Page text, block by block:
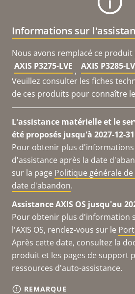
Nous avons remplacé ce produit
AXIS P3275-LVE , AXIS P3285-
Veuillez consulter les fiches
de ces produits pour connaître
L'assistance matérielle et le
été proposés jusqu'à 2027-12-
Pour obtenir plus
d'assistance après la date
sur la page Politique générale
date d'abandon.
Assistance AXIS OS jusqu'au
Pour obtenir plus d'information
l'AXIS OS, rendez-vous sur le
Après cette date, consultez la
produit et les pages de support
ressources d'auto-assistance.
REMARQUE